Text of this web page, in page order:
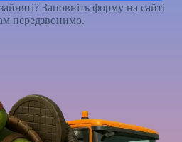
Заповніть форму на сайті
передзвонимо.